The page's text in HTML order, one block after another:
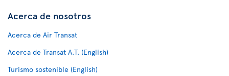
Acerca de nosotros
Acerca de Air Transat
Acerca de Transat A.T. (English)
Turismo sostenible (English)